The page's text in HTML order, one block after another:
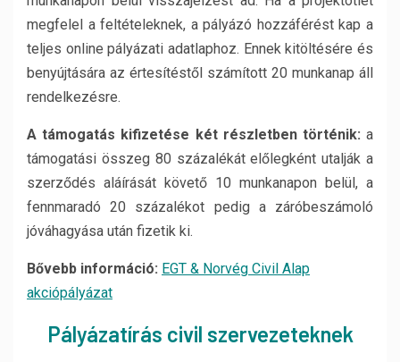
megfelel a feltételeknek, a pályázó hozzáférést kap a
teljes online pályázati adatlaphoz. Ennek kitöltésére és
benyújtására az értesítéstől számított 20 munkanap áll
rendelkezésre.
A támogatás kifizetése két részletben történik: a
támogatási összeg 80 százalékát előlegként utalják a
szerződés aláírását követő 10 munkanapon belül, a
fennmaradó 20 százalékot pedig a záróbeszámoló
jóváhagyása után fizetik ki.
Bővebb információ: EGT & Norvég Civil Alap
akciópályázat
Pályázatírás civil szervezeteknek